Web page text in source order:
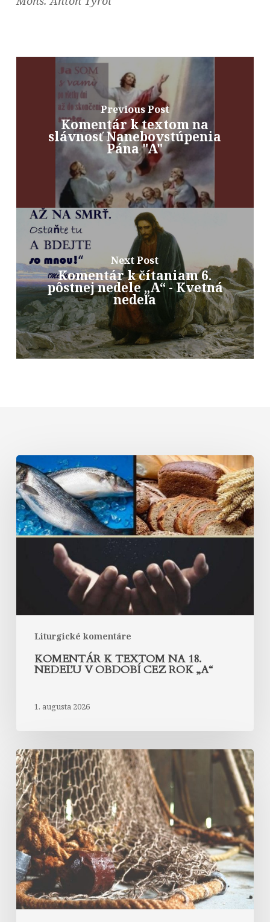
Previous Post
Komentár k textom na
slávnosť Nanebovstúpenia
Pána "A"
Next Post
Komentár k čítaniam 6.
pôstnej nedele „A“ - Kvetná
nedeľa
Liturgické komentáre
Komentár
k
textom
na
18.
nedeľu
„A“
KOMENTÁR K TEXTOM NA 18.
NEDEĽU V OBDOBÍ CEZ ROK „A“
1. augusta 2026
Komentár
k
textom
na
17.
nedeľu
v
období
cez
rok
„A“